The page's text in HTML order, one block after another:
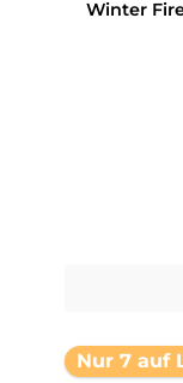
Winter
Nur 7 auf